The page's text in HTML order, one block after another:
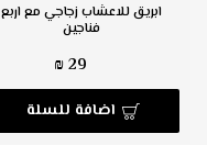
ابريق للاعشاب زجاجي مع اربع
فناجين
29 ₪
اضافة للسلة